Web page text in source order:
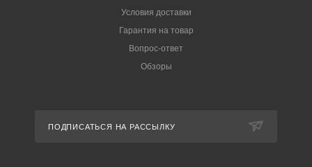
Условия доставки
Гарантия на товар
Вопрос-ответ
Обзоры
ПОДПИСАТЬСЯ НА РАССЫЛКУ